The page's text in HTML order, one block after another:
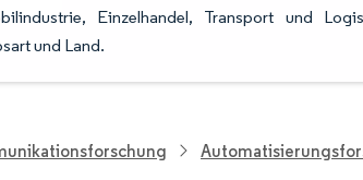
Einzelhandel, Transport und
und Land.